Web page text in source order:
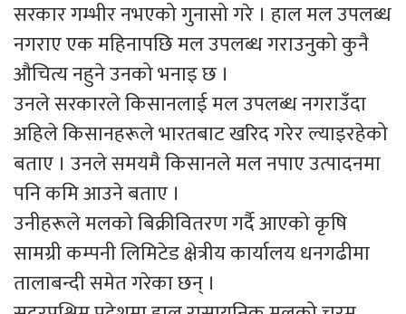
सरकार गम्भीर नभएको गुनासो गरे । हाल मल उपलब्ध
नगराए एक महिनापछि मल उपलब्ध गराउनुको कुनै
औचित्य नहुने उनको भनाइ छ ।
उनले सरकारले किसानलाई मल उपलब्ध नगराउँदा
अहिले किसानहरूले भारतबाट खरिद गरेर ल्याइरहेको
बताए । उनले समयमै किसानले मल नपाए उत्पादनमा
पनि कमि आउने बताए ।
उनीहरूले मलको बिक्रीवितरण गर्दै आएको कृषि
सामग्री कम्पनी लिमिटेड क्षेत्रीय कार्यालय धनगढीमा
तालाबन्दी समेत गरेका छन् ।